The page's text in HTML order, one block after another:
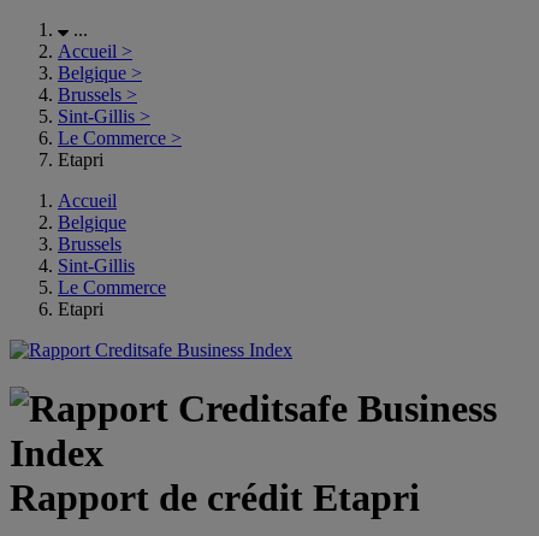
...
Accueil >
Belgique >
Brussels >
Sint-Gillis >
Le Commerce >
Etapri
Accueil
Belgique
Brussels
Sint-Gillis
Le Commerce
Etapri
Rapport de crédit Etapri